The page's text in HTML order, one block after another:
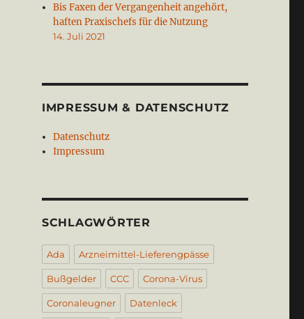
Bis Faxen der Vergangenheit angehört,
haften Praxischefs für die Nutzung
14. Juli 2021
IMPRESSUM & DATENSCHUTZ
Datenschutz
Impressum
SCHLAGWÖRTER
Ada Arzneimittel-Lieferengpässe
Bußgelder CCC Corona-Virus
Coronaleugner Datenleck